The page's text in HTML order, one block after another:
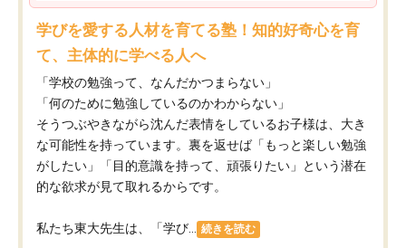
学びを愛する人材を育てる塾！知的好奇心を育
て、主体的に学べる人へ
「学校の勉強って、なんだかつまらない」
「何のために勉強しているのかわからない」
そうつぶやきながら沈んだ表情をしているお子様は、大き
な可能性を持っています。裏を返せば「もっと楽しい勉強
がしたい」「目的意識を持って、頑張りたい」という潜在
的な欲求が見て取れるからです。
私たち東大先生は、「学び... 続きを読む